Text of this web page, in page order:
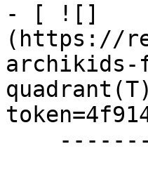
- [ ![]
(https://
archikids-